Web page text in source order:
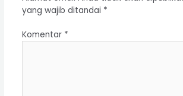
yang wajib ditandai *
Komentar *